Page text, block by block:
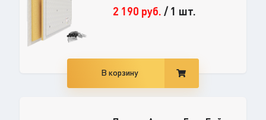
2 190 руб. /1 шт.
В корзину